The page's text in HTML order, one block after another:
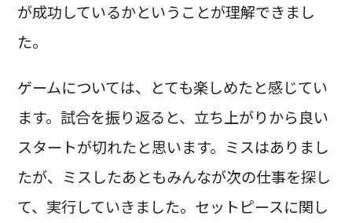
が成功しているかということが理解できまし
た。
ゲームについては、とても楽しめたと感じてい
ます。試合を振り返ると、立ち上がりから良い
スタートが切れたと思います。ミスはありまし
たが、ミスしたあともみんなが次の仕事を探し
て、実行していきました。セットピースに関し